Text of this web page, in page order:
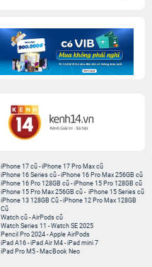
iPhone 17 cũ -iPhone 17 Pro Max cũ
iPhone 16 Series cũ - iPhone 16 Pro Max 256GB cũ
iPhone 16 Pro 128GB cũ -iPhone 15 Pro 128GB cũ
iPhone 15 Pro Max 256GB cũ - iPhone 15 Series cũ
iPhone 13 128GB Cũ -iPhone 12 Pro Max 128GB
Cũ
Watch cũ -AirPods cũ
Watch Series 11 -Watch SE 2025
Pencil Pro 2024 -Apple AirPods
iPad A16 -iPad Air M4 -iPad mini 7
iPad Pro M5 - MacBook Neo